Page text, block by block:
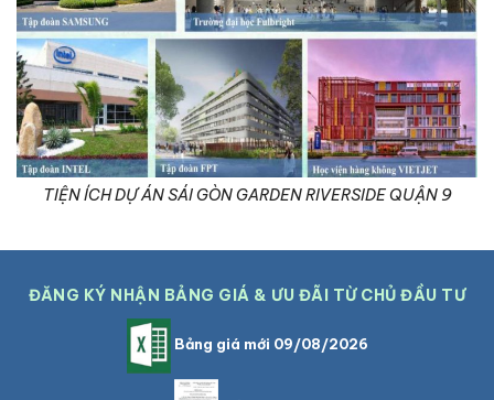
TIỆN ÍCH DỰ ÁN SÁI GÒN GARDEN RIVERSIDE QUẬN 9
ĐĂNG KÝ NHẬN BẢNG GIÁ & ƯU ĐÃI TỪ CHỦ ĐẦU TƯ
Bảng giá mới 09/08/2026